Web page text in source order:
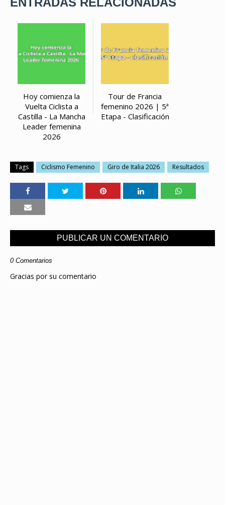
Hoy comienza la
Vuelta Ciclista a
Castilla - La Mancha
Leader femenina
2026
Tour de Francia
femenino 2026 | 5ª
Etapa - Clasificación
Tags Ciclismo Femenino Giro de Italia 2026 Resultados
PUBLICAR UN COMENTARIO
0 Comentarios
Gracias por su comentario